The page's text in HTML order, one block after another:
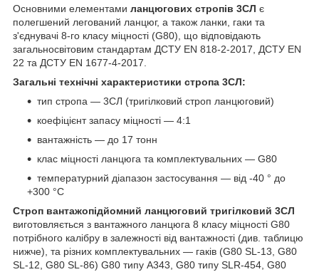
Основними елементами ланцюгових стропів 3СЛ є
полегшений легований ланцюг, а також ланки, гаки та
з'єднувачі 8-го класу міцності (G80), що відповідають
загальносвітовим стандартам ДСТУ EN 818-2-2017, ДСТУ EN
22 та ДСТУ EN 1677-4-2017.
Загальні технічні характеристики стропа 3СЛ:
тип стропа — 3СЛ (тригілковий строп ланцюговий)
коефіцієнт запасу міцності — 4:1
вантажність — до 17 тонн
клас міцності ланцюга та комплектувальних — G80
температурний діапазон застосування — від -40 ° до
+300 °С
Строп вантажопідйомний ланцюговий тригілковий 3СЛ
виготовляється з вантажного ланцюга 8 класу міцності G80
потрібного калібру в залежності від вантажності (див. таблицю
нижче), та різних комплектувальних — гаків (G80 SL-13, G80
SL-12, G80 SL-86) G80 типу A343, G80 типу SLR-454, G80